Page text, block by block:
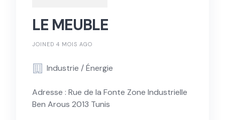
LE MEUBLE
JOINED 4 MOIS AGO
Industrie / Énergie
Adresse : Rue de la Fonte Zone Industrielle
Ben Arous 2013 Tunis